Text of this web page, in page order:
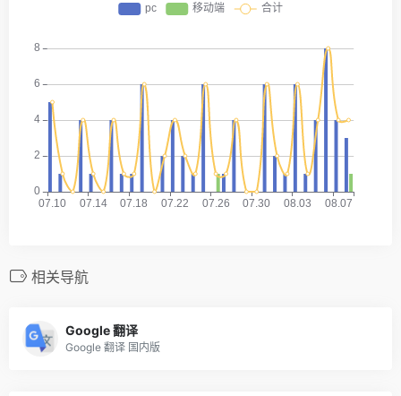
相关导航
Google 翻译
Google 翻译 国内版